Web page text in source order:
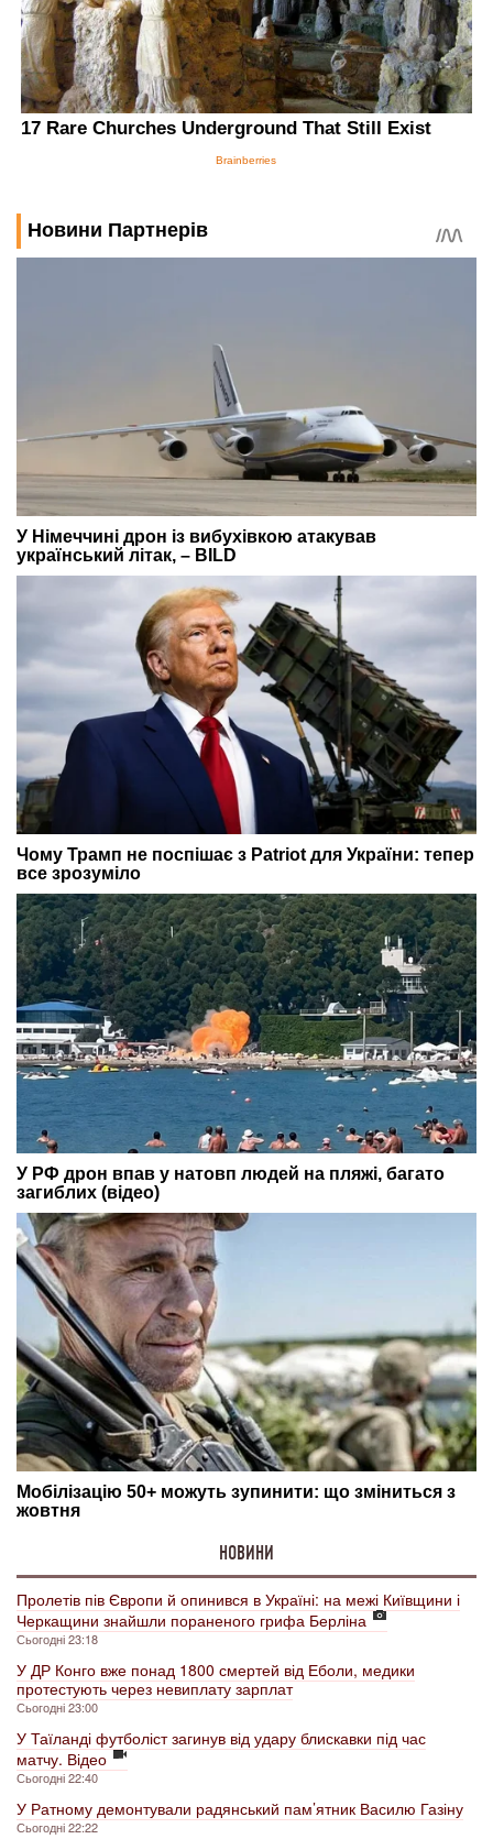
НОВИНИ
Пролетів пів Європи й опинився в Україні: на межі Київщини і
Черкащини знайшли пораненого грифа Берліна
Сьогодні 23:18
У ДР Конго вже понад 1800 смертей від Еболи, медики
протестують через невиплату зарплат
Сьогодні 23:00
У Таїланді футболіст загинув від удару блискавки під час
матчу. Відео
Сьогодні 22:40
У Ратному демонтували радянський пам’ятник Василю Газіну
Сьогодні 22:22